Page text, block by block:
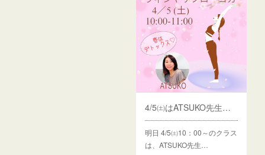
4/5㈯はATSUKO先生の【ヴィンヤサフローヨガ】♪
明日 4/5㈯10：00～のクラス
は、ATSUKO先生…